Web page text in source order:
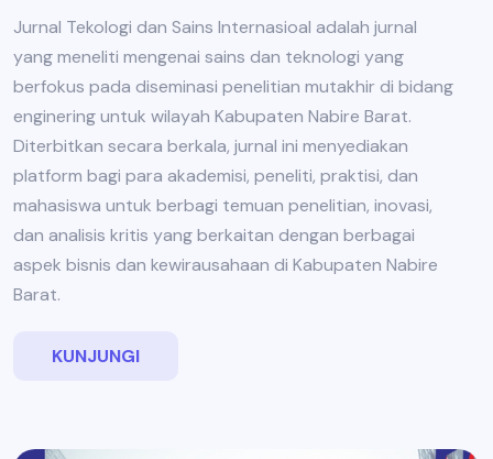
Jurnal Tekologi dan Sains Internasioal adalah jurnal
yang meneliti mengenai sains dan teknologi yang
berfokus pada diseminasi penelitian mutakhir di bidang
enginering untuk wilayah Kabupaten Nabire Barat.
Diterbitkan secara berkala, jurnal ini menyediakan
platform bagi para akademisi, peneliti, praktisi, dan
mahasiswa untuk berbagi temuan penelitian, inovasi,
dan analisis kritis yang berkaitan dengan berbagai
aspek bisnis dan kewirausahaan di Kabupaten Nabire
Barat.
KUNJUNGI